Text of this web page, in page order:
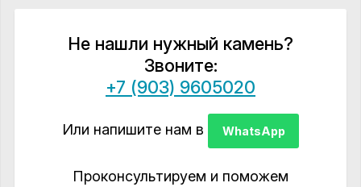
Не нашли нужный камень?
Звоните:
+7 (903) 9605020
Или напишите нам в WhatsApp
Проконсультируем и поможем